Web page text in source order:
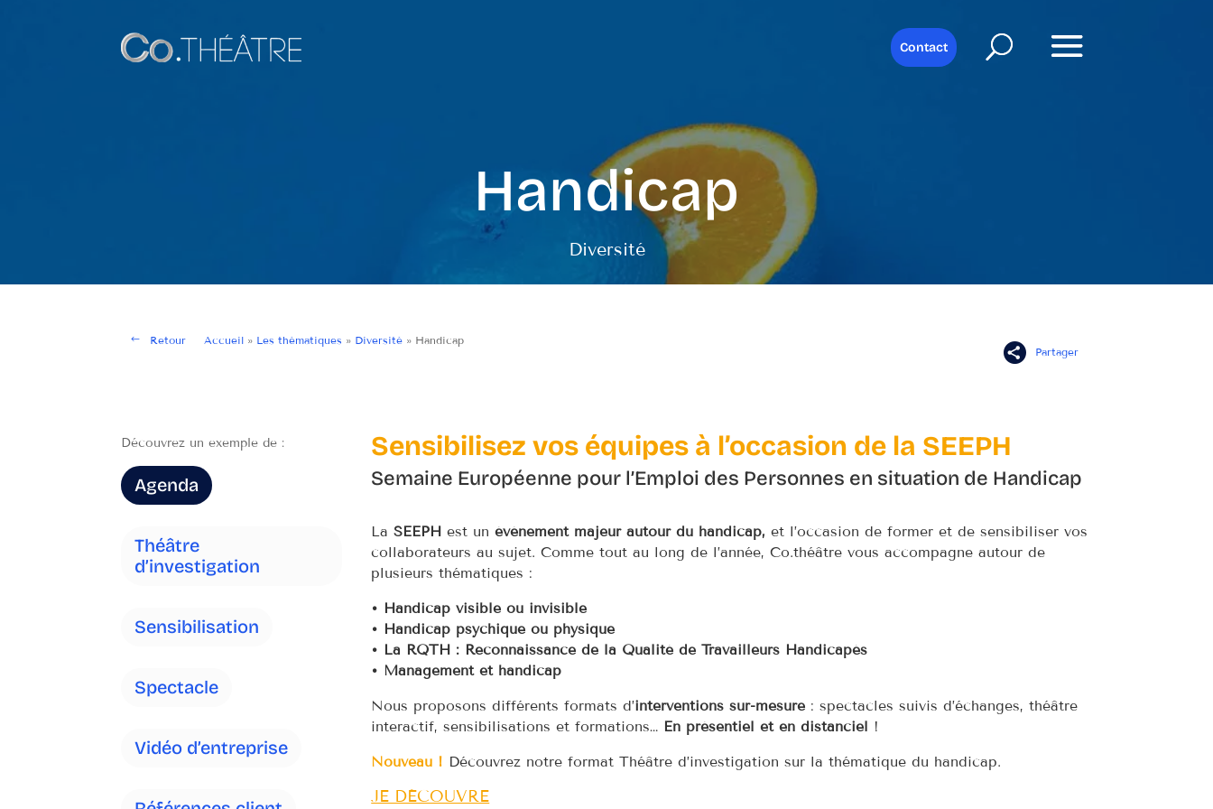
Contact
Handicap
Diversité
Retour Accueil » Les thématiques » Diversité » Handicap
Partager
Découvrez un exemple de :
Agenda
Théâtre
d’investigation
Sensibilisation
Spectacle
Vidéo d’entreprise
Sensibilisez vos équipes à l’occasion de la SEEPH
Semaine Européenne pour l’Emploi des Personnes en situation de Handicap
LaSEEPH est unévénement majeur autour du handicap, et l’occasion de former et de sensibiliser vos
collaborateurs au sujet. Comme tout au long de l’année, Co.théâtre vous accompagne autour de
plusieurs thématiques :
• Handicap visible ou invisible
• Handicap psychique ou physique
• La RQTH : Reconnaissance de la Qualité de Travailleurs Handicapés
• Management et handicap
Nous proposons différents formats d’interventions sur-mesure : spectacles suivis d’échanges, théâtre
interactif, sensibilisations et formations… En présentiel et en distanciel !
Nouveau ! Découvrez notre format Théâtre d’investigation sur la thématique du handicap.
JE DÉCOUVRE